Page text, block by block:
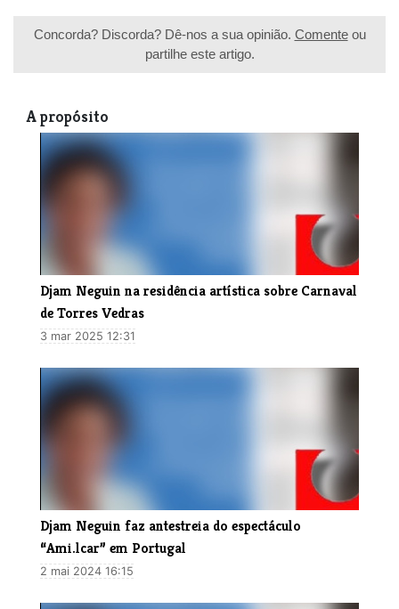
Concorda? Discorda? Dê-nos a sua opinião. Comenteou
partilhe este artigo.
A propósito
Djam Neguin na residência artística sobre Carnaval
de Torres Vedras
3 mar 2025 12:31
​Djam Neguin faz antestreia do espectáculo
“Ami.lcar” em Portugal
2 mai 2024 16:15